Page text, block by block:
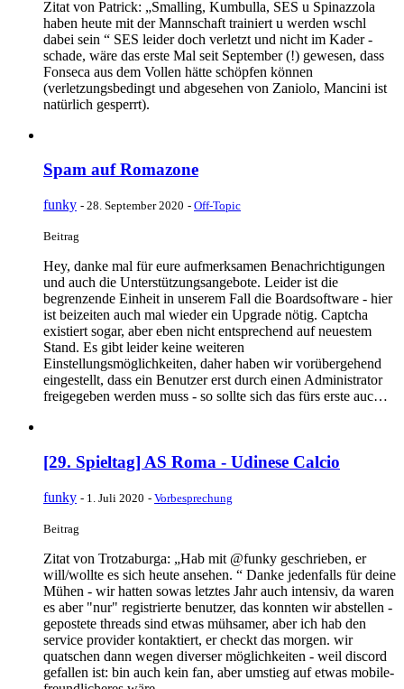
Zitat von Patrick: „Smalling, Kumbulla, SES u Spinazzola
haben heute mit der Mannschaft trainiert u werden wschl
dabei sein “ SES leider doch verletzt und nicht im Kader -
schade, wäre das erste Mal seit September (!) gewesen, dass
Fonseca aus dem Vollen hätte schöpfen können
(verletzungsbedingt und abgesehen von Zaniolo, Mancini ist
natürlich gesperrt).
Spam auf Romazone
funky - 28. September 2020 - Off-Topic
Beitrag
Hey, danke mal für eure aufmerksamen Benachrichtigungen
und auch die Unterstützungsangebote. Leider ist die
begrenzende Einheit in unserem Fall die Boardsoftware - hier
ist beizeiten auch mal wieder ein Upgrade nötig. Captcha
existiert sogar, aber eben nicht entsprechend auf neuestem
Stand. Es gibt leider keine weiteren
Einstellungsmöglichkeiten, daher haben wir vorübergehend
eingestellt, dass ein Benutzer erst durch einen Administrator
freigegeben werden muss - so sollte sich das fürs erste auc…
[29. Spieltag] AS Roma - Udinese Calcio
funky - 1. Juli 2020 - Vorbesprechung
Beitrag
Zitat von Trotzaburga: „Hab mit @funky geschrieben, er
will/wollte es sich heute ansehen. “ Danke jedenfalls für deine
Mühen - wir hatten sowas letztes Jahr auch intensiv, da waren
es aber "nur" registrierte benutzer, das konnten wir abstellen -
gepostete threads sind etwas mühsamer, aber ich hab den
service provider kontaktiert, er checkt das morgen. wir
quatschen dann wegen diverser möglichkeiten - weil discord
gefallen ist: bin auch kein fan, aber umstieg auf etwas mobile-